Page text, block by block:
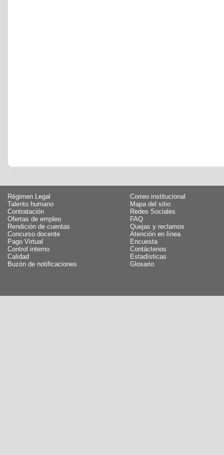
Régimen Legal
Talento humano
Contratación
Ofertas de empleo
Rendición de cuentas
Concurso docente
Pago Virtual
Control interno
Calidad
Buzón de notificaciones
Correo institucional
Mapa del sitio
Redes Sociales
FAQ
Quejas y reclamos
Atención en línea
Encuesta
Contáctenos
Estadísticas
Glosario